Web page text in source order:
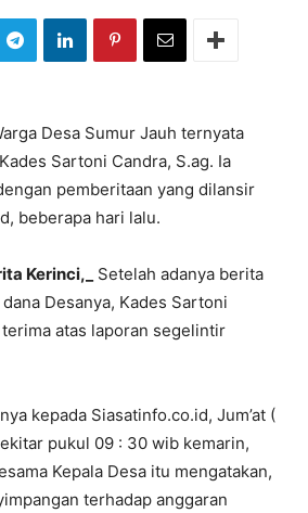
Desa Sumur Jauh ternyata
Sartoni Candra, S.ag. Ia
pemberitaan yang dilansir
beberapa hari lalu.
Kerinci,_
Setelah adanya berita
Desanya, Kades Sartoni
atas laporan segelintir
kepada Siasatinfo.co.id, Jum’at (
pukul 09 : 30 wib kemarin,
Kepala Desa itu mengatakan,
terhadap anggaran